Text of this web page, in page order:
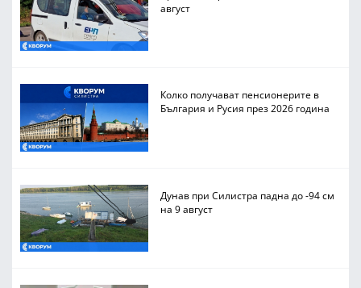
август
Колко получават пенсионерите в
България и Русия през 2026 година
Дунав при Силистра падна до -94 см
на 9 август